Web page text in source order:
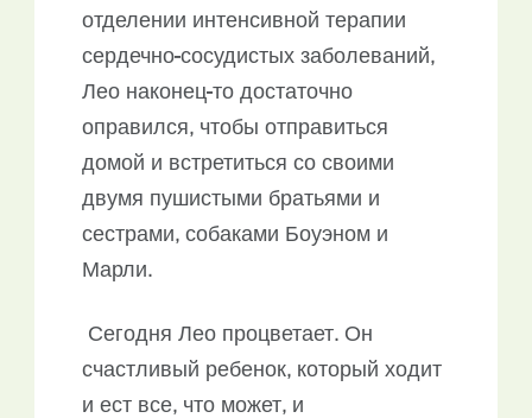
отделении интенсивной терапии
сердечно-сосудистых заболеваний,
Лео наконец-то достаточно
оправился, чтобы отправиться
домой и встретиться со своими
двумя пушистыми братьями и
сестрами, собаками Боуэном и
Марли.
Сегодня Лео процветает. Он
счастливый ребенок, который ходит
и ест все, что может, и